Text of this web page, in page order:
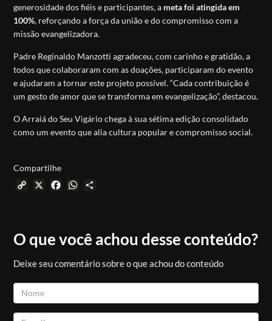
generosidade dos fiéis e participantes, a meta foi atingida em
100%, reforçando a força da união e do compromisso com a
missão evangelizadora.
Padre Reginaldo Manzotti agradeceu, com carinho e gratidão, a
todos que colaboraram com as doações, participaram do evento
e ajudaram a tornar este projeto possível. “Cada contribuição é
um gesto de amor que se transforma em evangelização”, destacou.
O Arraiá do Seu Vigário chega à sua sétima edição consolidado
como um evento que alia cultura popular e compromisso social.
Compartilhe
Copy X FacebookWhatsApp
O que você achou desse conteúdo?
Deixe seu comentário sobre o que achou do conteúdo